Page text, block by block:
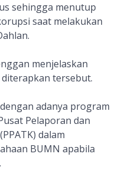
sehingga menutup
saat melakukan
menjelaskan
tersebut.
adanya program
Pelaporan dan
dalam
BUMN apabila